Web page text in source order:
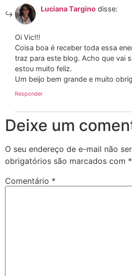
Luciana Targino disse:
Oi Vic!!!
Coisa boa é receber toda essa
traz para este blog. Acho que vai
estou muito feliz.
Um beijo bem grande e muito
Responder
Deixe um
O seu endereço de e-mail não
obrigatórios são marcados com *
Comentário *